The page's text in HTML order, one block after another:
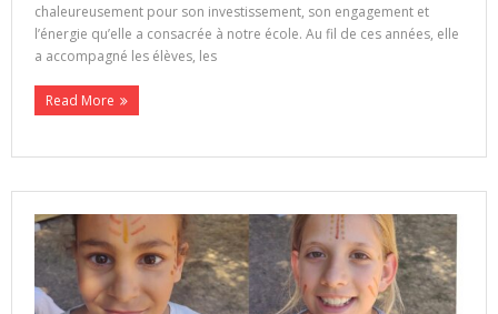
chaleureusement pour son investissement, son engagement et
l’énergie qu’elle a consacrée à notre école. Au fil de ces années, elle
a accompagné les élèves, les
Read More